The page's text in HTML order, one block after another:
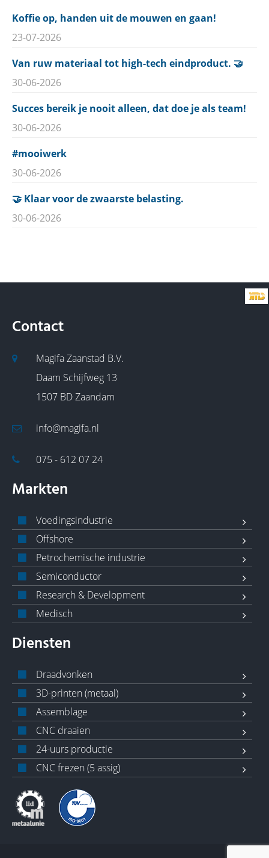
Koffie op, handen uit de mouwen en gaan!
23-07-2026
Van ruw materiaal tot high-tech eindproduct. 🤝
30-06-2026
Succes bereik je nooit alleen, dat doe je als team!
30-06-2026
#mooiwerk
30-06-2026
🤝 Klaar voor de zwaarste belasting.
30-06-2026
Contact
Magifa Zaanstad B.V.
Daam Schijfweg 13
1507 BD Zaandam
info@magifa.nl
075 - 612 07 24
Markten
Voedingsindustrie
Offshore
Petrochemische industrie
Semiconductor
Research & Development
Medisch
Diensten
Draadvonken
3D-printen (metaal)
Assemblage
CNC draaien
24-uurs productie
CNC frezen (5 assig)